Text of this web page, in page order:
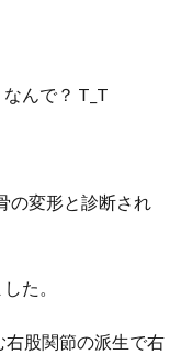
んで？ T_T
の変形と診断され
た。
股関節の派生で右